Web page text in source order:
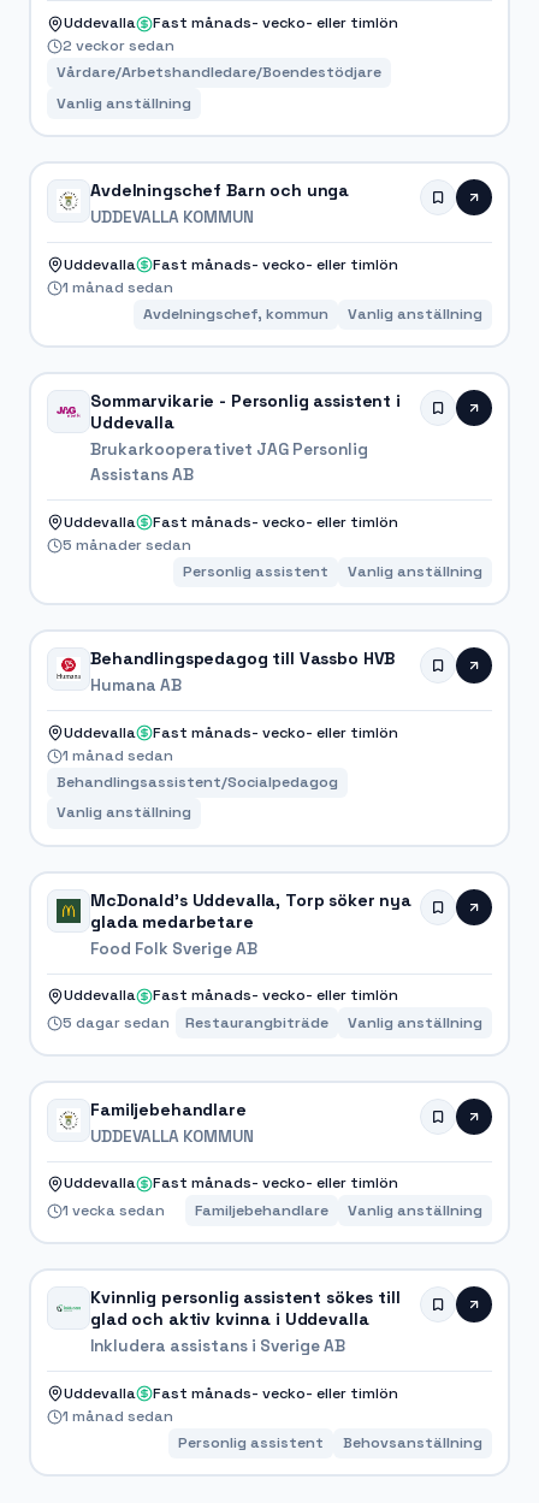
Uddevalla
Fast månads- vecko- eller timlön
2 veckor sedan
Vårdare/Arbetshandledare/Boendestödjare
Vanlig anställning
Avdelningschef Barn och unga
UDDEVALLA KOMMUN
Uddevalla
Fast månads- vecko- eller timlön
1 månad sedan
Avdelningschef, kommun
Vanlig anställning
Sommarvikarie - Personlig assistent i
Uddevalla
Brukarkooperativet JAG Personlig
Assistans AB
Uddevalla
Fast månads- vecko- eller timlön
5 månader sedan
Personlig assistent
Vanlig anställning
Behandlingspedagog till Vassbo HVB
Humana AB
Uddevalla
Fast månads- vecko- eller timlön
1 månad sedan
Behandlingsassistent/Socialpedagog
Vanlig anställning
McDonald's Uddevalla, Torp söker nya
glada medarbetare
Food Folk Sverige AB
Uddevalla
Fast månads- vecko- eller timlön
5 dagar sedan
Restaurangbiträde Vanlig anställning
Familjebehandlare
UDDEVALLA KOMMUN
Uddevalla
Fast månads- vecko- eller timlön
1 vecka sedan
Familjebehandlare Vanlig anställning
Kvinnlig personlig assistent sökes till
glad och aktiv kvinna i Uddevalla
Inkludera assistans i Sverige AB
Uddevalla
Fast månads- vecko- eller timlön
1 månad sedan
Personlig assistent
Behovsanställning